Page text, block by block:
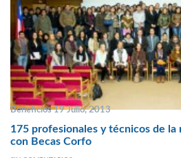
Beneficios 19 Julio, 2013
175 profesionales y técnicos de la
con Becas Corfo